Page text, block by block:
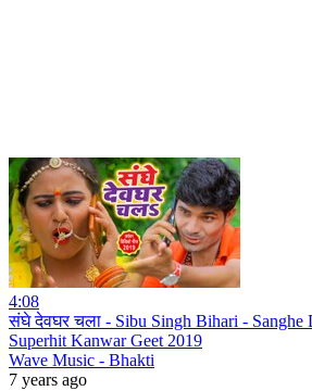
4:08
संघे देवघर चला - Sibu Singh Bihari - Sanghe
Superhit Kanwar Geet 2019
Wave Music - Bhakti
7 years ago